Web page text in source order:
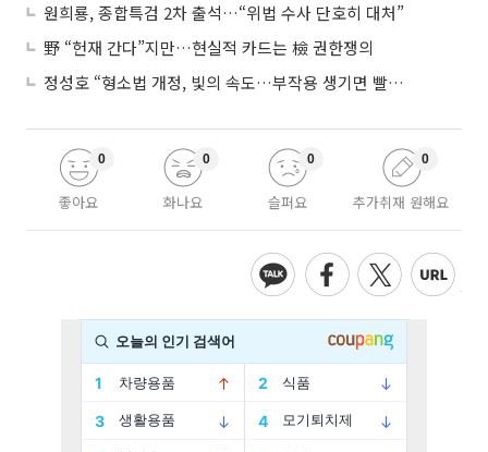
원희룡, 종합특검 2차 출석…“위법 수사 단호히 대처”
野 “헌재 간다”지만…현실적 카드는 檢 권한쟁의
정성호 “형소법 개정, 빛의 속도…부작용 생기면 빨리 고쳐야”
좋아요
0
화나요
0
슬퍼요
0
추가취재 원해요
0